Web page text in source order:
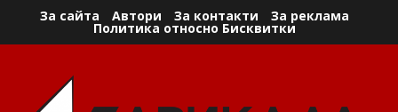
За сайта Автори За контакти За реклама
Политика относно Бисквитки